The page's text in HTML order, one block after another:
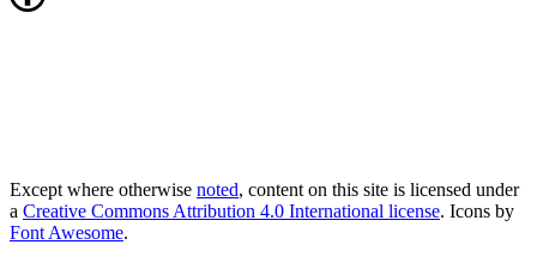
Except where otherwise noted, content on this site is licensed under
a Creative Commons Attribution 4.0 International license. Icons by
Font Awesome.